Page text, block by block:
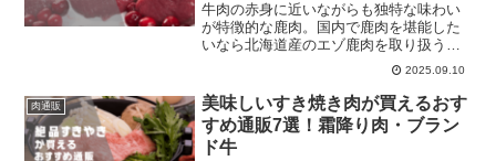
牛肉の赤身に近いながらも独特な味わい
が特徴的な鹿肉。国内で鹿肉を堪能した
いなら北海道産のエゾ鹿肉を取り扱う店
舗がとても多いです。それぞれの通販サ
2025.09.10
肉通販
美味しいすき焼き肉が買えるおす
すめ通販7選！霜降り肉・ブラン
ド牛